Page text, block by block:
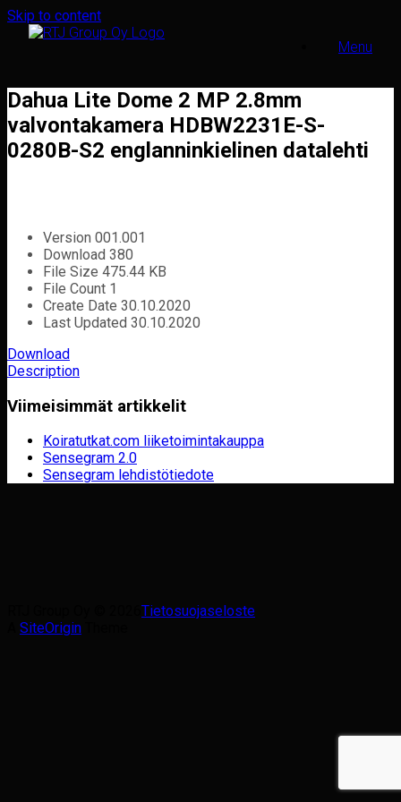
Skip to content
Menu
Dahua Lite Dome 2 MP 2.8mm
valvontakamera HDBW2231E-S-
0280B-S2 englanninkielinen datalehti
Version 001.001
Download 380
File Size 475.44 KB
File Count 1
Create Date 30.10.2020
Last Updated 30.10.2020
Download
Description
Viimeisimmät artikkelit
Koiratutkat.com liiketoimintakauppa
Sensegram 2.0
Sensegram lehdistötiedote
Tietosuojaseloste
SiteOrigin